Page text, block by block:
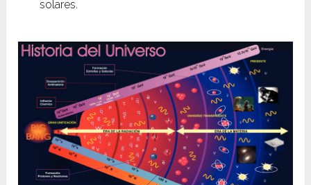
solares.